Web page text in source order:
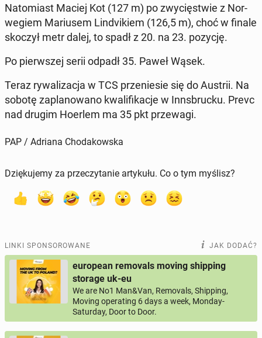
Na­to­miast Maciej Kot (127 m) po zwy­cię­stwie z Nor­
we­giem Ma­riu­sem Lin­dvi­kiem (126,5 m), choć w finale
skoczył metr dalej, to spadł z 20. na 23. pozycję.
Po pierw­szej serii odpadł 35. Paweł Wąsek.
Teraz ry­wa­li­za­cja w TCS prze­nie­sie się do Austrii. Na
sobotę za­pla­no­wa­no kwa­li­fi­ka­cje w Inns­bruc­ku. Prevc
nad drugim Hoerlem ma 35 pkt prze­wa­gi.
PAP / Adriana Chodakowska
Dziękujemy za przeczytanie artykułu. Co o tym myślisz?
LINKI SPONSOROWANE JAK DODAĆ?
european removals moving shipping
storage uk-eu
We are No1 Man&Van, Removals, Shipping,
Moving operating 6 days a week, Monday-
Saturday, Door to Door.